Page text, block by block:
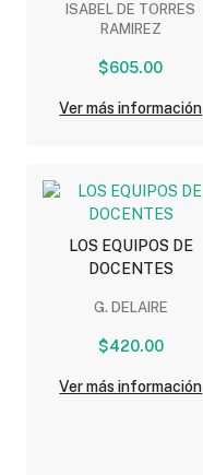
LAS MUJERES
ISABEL DE TORRES
RAMIREZ
$605.00
Ver más información
LOS EQUIPOS DE
DOCENTES
G. DELAIRE
$420.00
Ver más información